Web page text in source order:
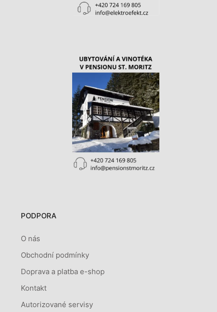
PODPORA
O nás
Obchodní podmínky
Doprava a platba e-shop
Kontakt
Autorizované servisy